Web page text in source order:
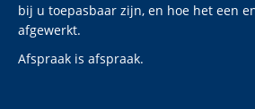
bij u toepasbaar zijn, en hoe het een
afgewerkt.
Afspraak is afspraak.